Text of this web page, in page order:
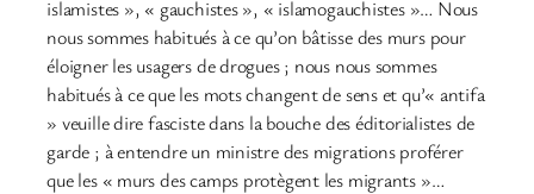
islamistes », « gauchistes », « islamogauchistes »… Nous
nous sommes habitués à ce qu’on bâtisse des murs pour
éloigner les usagers de drogues ; nous nous sommes
habitués à ce que les mots changent de sens et qu’« antifa
» veuille dire fasciste dans la bouche des éditorialistes de
garde ; à entendre un ministre des migrations proférer
que les « murs des camps protègent les migrants »…